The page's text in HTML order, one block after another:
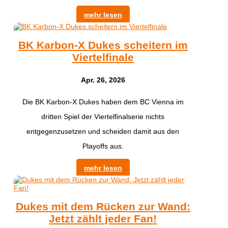
mehr lesen
BK Karbon-X Dukes scheitern im
Viertelfinale
Apr. 26, 2026
Die BK Karbon-X Dukes haben dem BC Vienna im
dritten Spiel der Viertelfinalserie nichts
entgegenzusetzen und scheiden damit aus den
Playoffs aus.
mehr lesen
Dukes mit dem Rücken zur Wand:
Jetzt zählt jeder Fan!